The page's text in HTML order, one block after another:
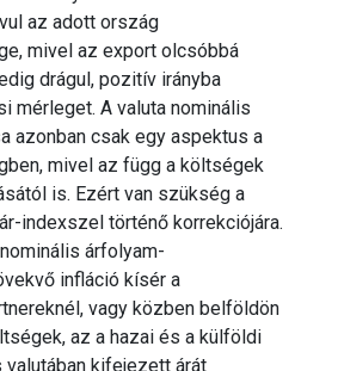
az adott ország
mivel az export olcsóbbá
drágul, pozitív irányba
mérleget. A valuta nominális
azonban csak egy aspektus a
mivel az függ a költségek
is. Ezért van szükség a
indexszel történő korrekciójára.
árfolyam-
infláció kísér a
vagy közben belföldön
az a hazai és a külföldi
kifejezett árát